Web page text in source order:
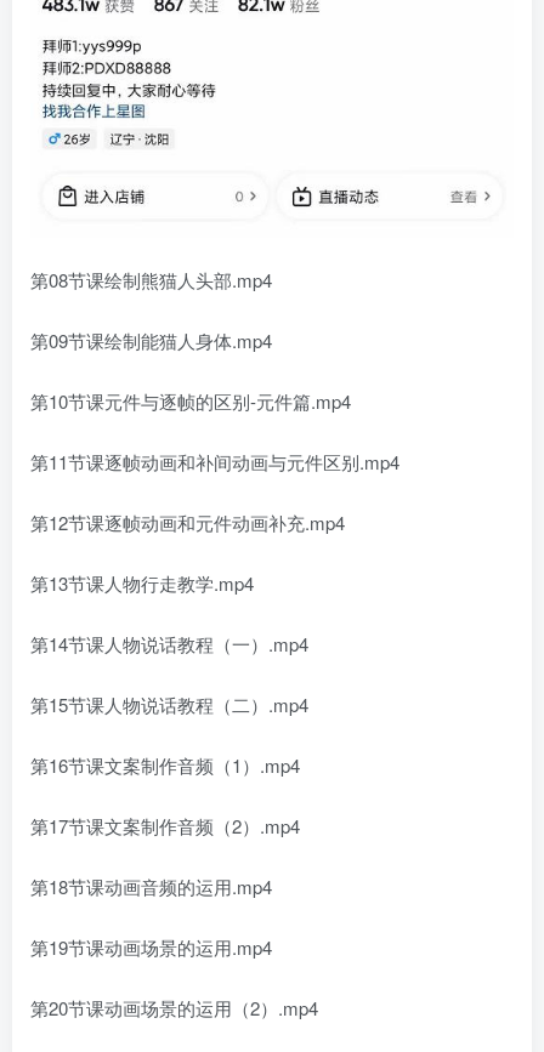
第08节课绘制熊猫人头部.mp4
第09节课绘制能猫人身体.mp4
第10节课元件与逐帧的区别-元件篇.mp4
第11节课逐帧动画和补间动画与元件区别.mp4
第12节课逐帧动画和元件动画补充.mp4
第13节课人物行走教学.mp4
第14节课人物说话教程（一）.mp4
第15节课人物说话教程（二）.mp4
第16节课文案制作音频（1）.mp4
第17节课文案制作音频（2）.mp4
第18节课动画音频的运用.mp4
第19节课动画场景的运用.mp4
第20节课动画场景的运用（2）.mp4